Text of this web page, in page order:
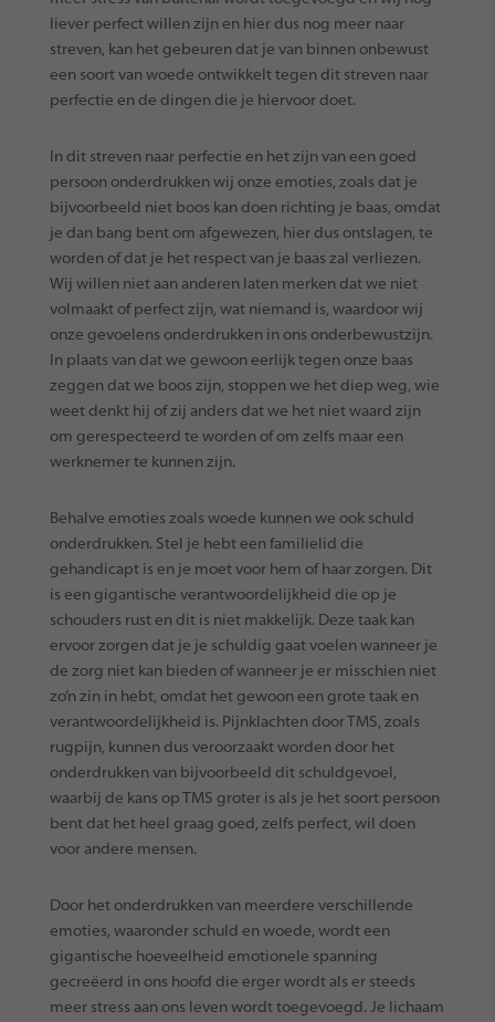
liever perfect willen zijn en hier dus nog meer naar
streven, kan het gebeuren dat je van binnen onbewust
een soort van woede ontwikkelt tegen dit streven naar
perfectie en de dingen die je hiervoor doet.
In dit streven naar perfectie en het zijn van een goed
persoon onderdrukken wij onze emoties, zoals dat je
bijvoorbeeld niet boos kan doen richting je baas, omdat
je dan bang bent om afgewezen, hier dus ontslagen, te
worden of dat je het respect van je baas zal verliezen.
Wij willen niet aan anderen laten merken dat we niet
volmaakt of perfect zijn, wat niemand is, waardoor wij
onze gevoelens onderdrukken in ons onderbewustzijn.
In plaats van dat we gewoon eerlijk tegen onze baas
zeggen dat we boos zijn, stoppen we het diep weg, wie
weet denkt hij of zij anders dat we het niet waard zijn
om gerespecteerd te worden of om zelfs maar een
werknemer te kunnen zijn.
Behalve emoties zoals woede kunnen we ook schuld
onderdrukken. Stel je hebt een familielid die
gehandicapt is en je moet voor hem of haar zorgen. Dit
is een gigantische verantwoordelijkheid die op je
schouders rust en dit is niet makkelijk. Deze taak kan
ervoor zorgen dat je je schuldig gaat voelen wanneer je
de zorg niet kan bieden of wanneer je er misschien niet
zo’n zin in hebt, omdat het gewoon een grote taak en
verantwoordelijkheid is. Pijnklachten door TMS, zoals
rugpijn, kunnen dus veroorzaakt worden door het
onderdrukken van bijvoorbeeld dit schuldgevoel,
waarbij de kans op TMS groter is als je het soort persoon
bent dat het heel graag goed, zelfs perfect, wil doen
voor andere mensen.
Door het onderdrukken van meerdere verschillende
emoties, waaronder schuld en woede, wordt een
gigantische hoeveelheid emotionele spanning
gecreëerd in ons hoofd die erger wordt als er steeds
meer stress aan ons leven wordt toegevoegd. Je lichaam